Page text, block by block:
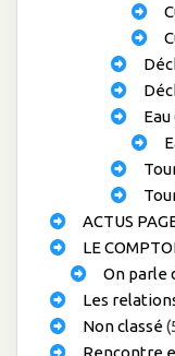
Eau
ACTUS
LE
On parle
Les
Non classé